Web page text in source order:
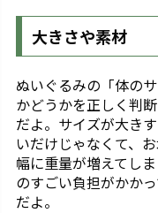
大きさや素材
ぬいぐるみの「体の
かどうかを正しく判
だよ。サイズが大き
いだけじゃなくて、
幅に重量が増えてし
のすごい負担がかか
だよ。